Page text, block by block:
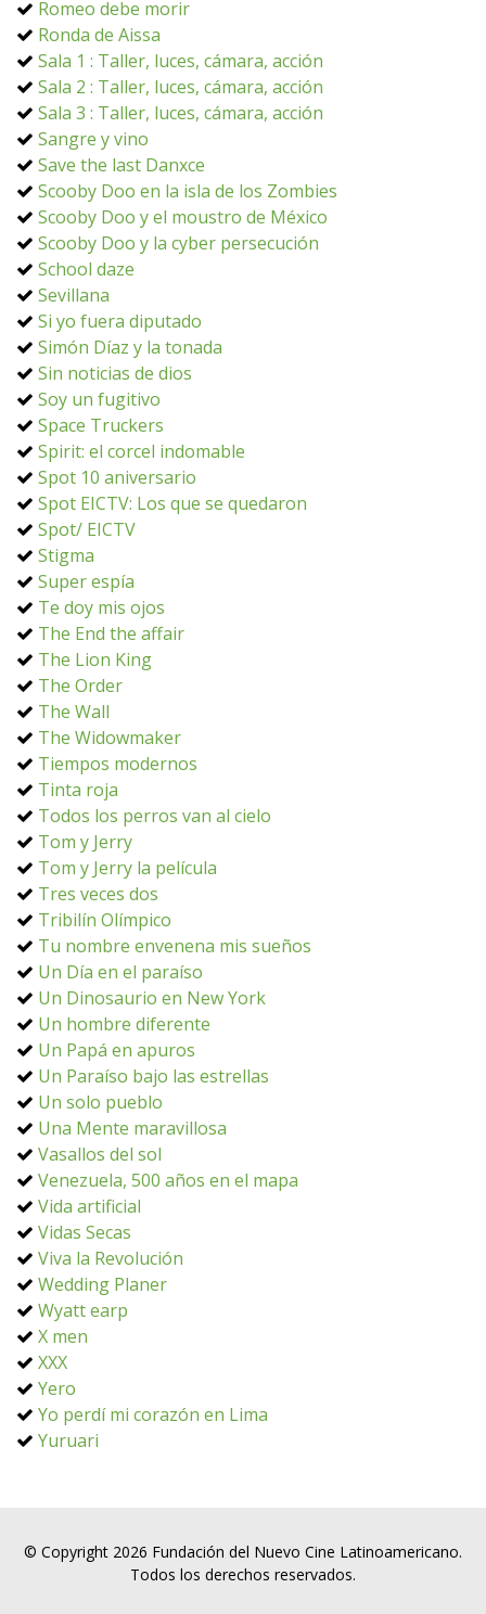
Romeo debe morir
Ronda de Aissa
Sala 1 : Taller, luces, cámara, acción
Sala 2 : Taller, luces, cámara, acción
Sala 3 : Taller, luces, cámara, acción
Sangre y vino
Save the last Danxce
Scooby Doo en la isla de los Zombies
Scooby Doo y el moustro de México
Scooby Doo y la cyber persecución
School daze
Sevillana
Si yo fuera diputado
Simón Díaz y la tonada
Sin noticias de dios
Soy un fugitivo
Space Truckers
Spirit: el corcel indomable
Spot 10 aniversario
Spot EICTV: Los que se quedaron
Spot/ EICTV
Stigma
Super espía
Te doy mis ojos
The End the affair
The Lion King
The Order
The Wall
The Widowmaker
Tiempos modernos
Tinta roja
Todos los perros van al cielo
Tom y Jerry
Tom y Jerry la película
Tres veces dos
Tribilín Olímpico
Tu nombre envenena mis sueños
Un Día en el paraíso
Un Dinosaurio en New York
Un hombre diferente
Un Papá en apuros
Un Paraíso bajo las estrellas
Un solo pueblo
Una Mente maravillosa
Vasallos del sol
Venezuela, 500 años en el mapa
Vida artificial
Vidas Secas
Viva la Revolución
Wedding Planer
Wyatt earp
X men
XXX
Yero
Yo perdí mi corazón en Lima
Yuruari
© Copyright 2026 Fundación del Nuevo Cine Latinoamericano.
Todos los derechos reservados.